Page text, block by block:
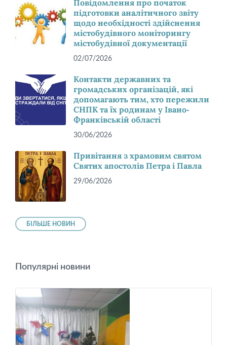
Повідомлення про початок
підготовки аналітичного звіту
щодо необхідності здійснення
містобудівного моніторингу
містобудівної документації
02/07/2026
Контакти державних та
громадських організацій, які
допомагають тим, хто пережили
СНПК та їх родинам у Івано-
Франківській області
30/06/2026
Привітання з храмовим святом
Святих апостолів Петра і Павла
29/06/2026
БІЛЬШЕ НОВИН
Популярні новини